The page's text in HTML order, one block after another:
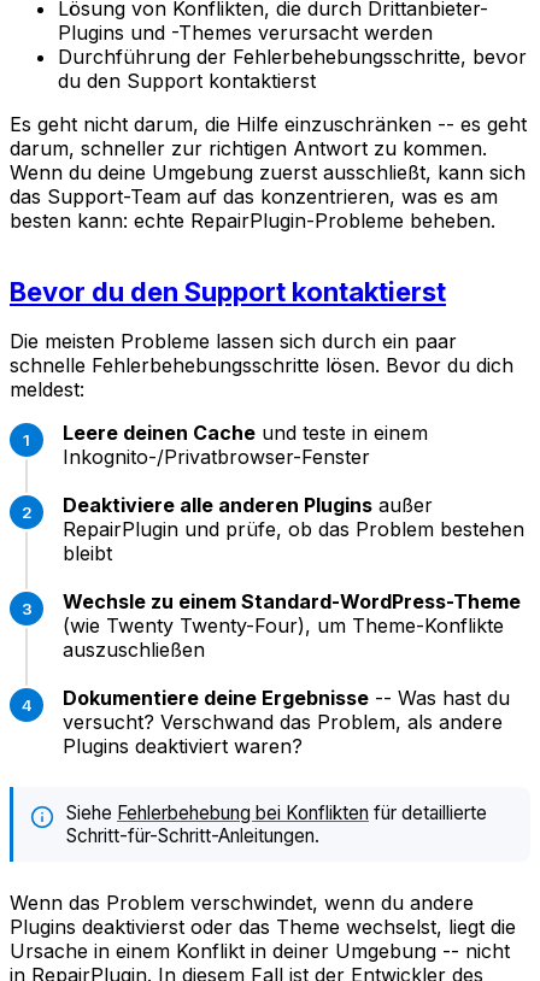
Lösung von Konflikten, die durch Drittanbieter-
Plugins und -Themes verursacht werden
Durchführung der Fehlerbehebungsschritte, bevor
du den Support kontaktierst
Es geht nicht darum, die Hilfe einzuschränken -- es geht
darum, schneller zur richtigen Antwort zu kommen.
Wenn du deine Umgebung zuerst ausschließt, kann sich
das Support-Team auf das konzentrieren, was es am
besten kann: echte RepairPlugin-Probleme beheben.
Bevor du den Support kontaktierst
Die meisten Probleme lassen sich durch ein paar
schnelle Fehlerbehebungsschritte lösen. Bevor du dich
meldest:
Leere deinen Cache und teste in einem
Inkognito-/Privatbrowser-Fenster
Deaktiviere alle anderen Plugins außer
RepairPlugin und prüfe, ob das Problem bestehen
bleibt
Wechsle zu einem Standard-WordPress-Theme
(wie Twenty Twenty-Four), um Theme-Konflikte
auszuschließen
Dokumentiere deine Ergebnisse -- Was hast du
versucht? Verschwand das Problem, als andere
Plugins deaktiviert waren?
Siehe Fehlerbehebung bei Konflikten für detaillierte
Schritt-für-Schritt-Anleitungen.
Wenn das Problem verschwindet, wenn du andere
Plugins deaktivierst oder das Theme wechselst, liegt die
Ursache in einem Konflikt in deiner Umgebung -- nicht
in RepairPlugin. In diesem Fall ist der Entwickler des